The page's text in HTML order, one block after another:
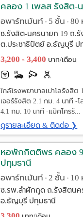
คลอง 1 เพลส รังสิต-
อพาร์ทเม้นท์ • 5 ชั้น • 80
ซ.รังสิต-นครนายก 19 ถ.
ต.ประชาธิปัตย์ อ.ธัญบุรี ป
3,200 - 3,400 บาท/เดือน
ใกล้โรงพยาบาลเปาโลรังสิ
เจอร์รังสิต 2.1 กม. 4 นาที -
4.1 กม. 10 นาที -แม็คโครรั...
ดูรายละเอียด & ติดต่อ ❯
หอพักกิตติพร คลอง
ปทุมธานี
อพาร์ทเม้นท์ • 2 ชั้น • 10
ซ.รพ.ลำผักกูด ถ.รังสิตน
อ.ธัญบุรี ปทุมธานี